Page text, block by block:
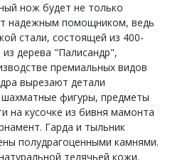
нож будет не только
надежным помощником, ведь
стали, состоящей из 400-
из дерева "Палисандр",
премиальных видов
вырезают детали
фигуры, предметы
на кусочке из бивня мамонта
Гарда и тыльник
полудрагоценными камнями.
телячьей кожи.